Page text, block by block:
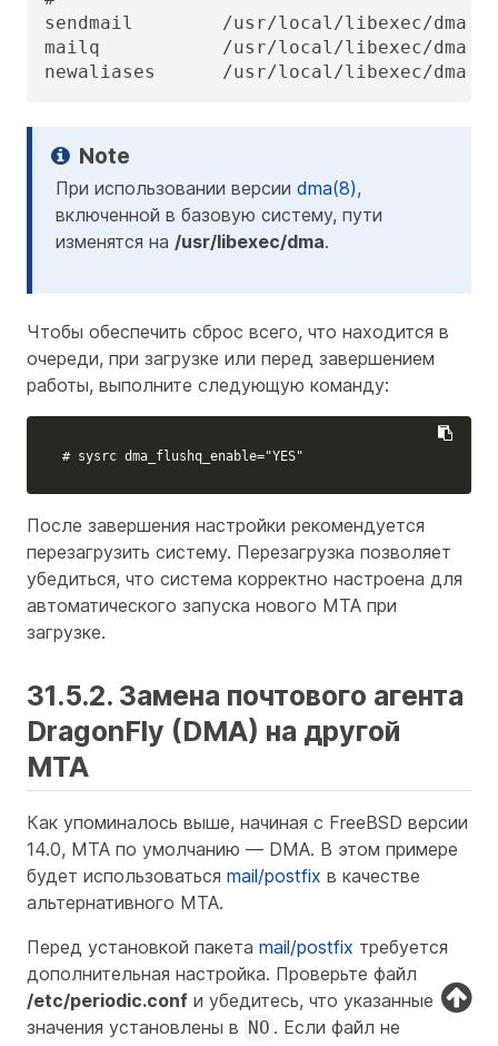
sendmail        /usr/local/libexec/dma
mailq           /usr/local/libexec/dma
newaliases      /usr/local/libexec/dma
При использовании версии dma(8),
включенной в базовую систему, пути
изменятся на /usr/libexec/dma.
Чтобы обеспечить сброс всего, что находится в
очереди, при загрузке или перед завершением
работы, выполните следующую команду:
# sysrc dma_flushq_enable="YES"
После завершения настройки рекомендуется
перезагрузить систему. Перезагрузка позволяет
убедиться, что система корректно настроена для
автоматического запуска нового MTA при
загрузке.
31.5.2. Замена почтового агента
DragonFly (DMA) на другой
MTA
Как упоминалось выше, начиная с FreeBSD версии
14.0, MTA по умолчанию — DMA. В этом примере
будет использоваться mail/postfix в качестве
альтернативного MTA.
Перед установкой пакета mail/postfix требуется
дополнительная настройка. Проверьте файл
/etc/periodic.conf и убедитесь, что указанные
значения установлены в NO . Если файл не